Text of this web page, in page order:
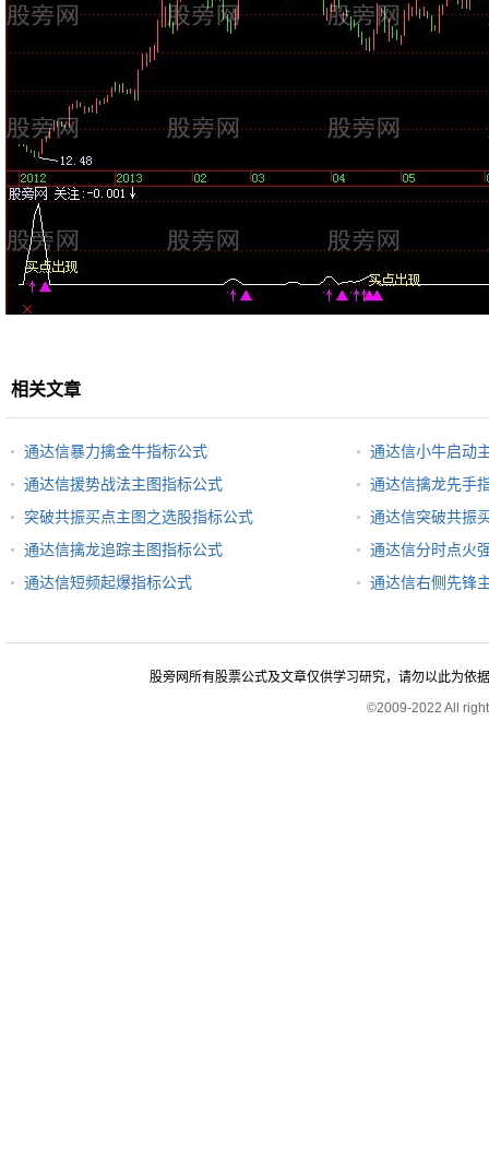
相关文章
通达信暴力擒金牛指标公式
通达信小牛启动
通达信援势战法主图指标公式
通达信擒龙先手
突破共振买点主图之选股指标公式
通达信突破共振
通达信擒龙追踪主图指标公式
通达信分时点火
通达信短频起爆指标公式
通达信右侧先锋
股旁网所有股票公式及文章仅供学习研究，请勿以此为依
©2009-2022 All